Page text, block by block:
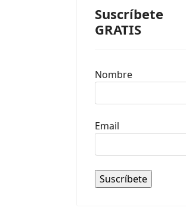
Suscríbete
GRATIS
Nombre
Email